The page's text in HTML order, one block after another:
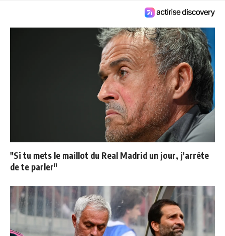
"Si tu mets le maillot du Real Madrid un jour, j'arrête
de te parler"